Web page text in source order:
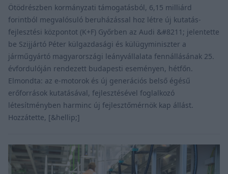
Ötödrészben kormányzati támogatásból, 6,15 milliárd
forintból megvalósuló beruházással hoz létre új kutatás-
fejlesztési központot (K+F) Győrben az Audi &#8211; jelentette
be Szijjártó Péter külgazdasági és külügyminiszter a
járműgyártó magyarországi leányvállalata fennállásának 25.
évfordulóján rendezett budapesti eseményen, hétfőn.
Elmondta: az e-motorok és új generációs belső égésű
erőforrások kutatásával, fejlesztésével foglalkozó
létesítményben harminc új fejlesztőmérnök kap állást.
Hozzátette, [&hellip;]